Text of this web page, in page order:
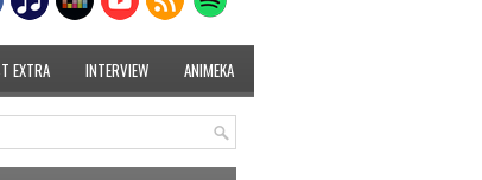
EXTRA INTERVIEW ANIMEKA